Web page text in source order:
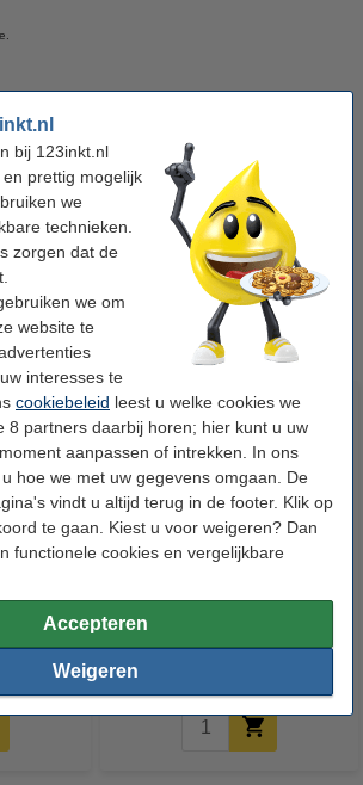
bij 123inkt.nl
prettig mogelijk
we
technieken.
zorgen dat de
we om
website te
interesses te
cookiebeleid leest u welke cookies we
8 partners daarbij horen; hier kunt u uw
aanpassen of intrekken. In ons
hoe we met uw gegevens omgaan. De
vindt u altijd terug in de footer. Klik op
te gaan. Kiest u voor weigeren? Dan
functionele cookies en vergelijkbare
Accepteren
Weigeren
zwart (2x) en kleur (3x)
76 ml
Populaire producten
geel (123inkt huismerk)